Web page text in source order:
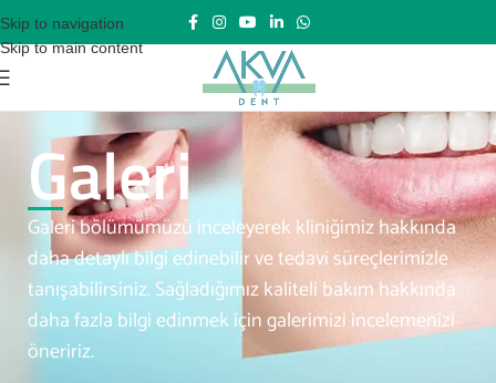
Skip to navigation
Skip to main content
Galeri
Galeri bölümümüzü inceleyerek kliniğimiz hakkında
daha detaylı bilgi edinebilir ve tedavi süreçlerimizle
tanışabilirsiniz. Sağladığımız kaliteli bakım hakkında
daha fazla bilgi edinmek için galerimizi incelemenizi
öneririz.